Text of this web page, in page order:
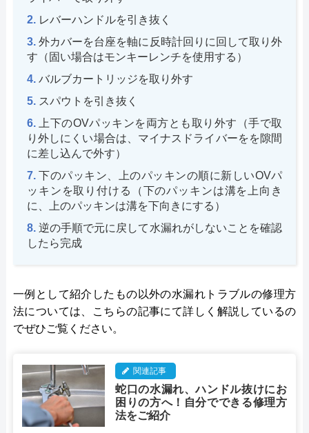
レバーハンドルを引き抜く
外カバーを台座を軸に反時計回りに回して取り外
す（固い場合はモンキーレンチを使用する）
バルブカートリッジを取り外す
スパウトを引き抜く
上下のOVパッキンを両方とも取り外す（手で取
り外しにくい場合は、マイナスドライバーをを隙間
に差し込んで外す）
下のパッキン、上のパッキンの順に新しいOVパ
ッキンを取り付ける（下のパッキンは溝を上向き
に、上のパッキンは溝を下向きにする）
逆の手順で元に戻して水漏れがしないことを確認
したら完成
一例として紹介したもの以外の水漏れトラブルの修理方
法については、こちらの記事にて詳しく解説しているの
でぜひご覧ください。
関連記事
蛇口の水漏れ、ハンドル抜けにお
困りの方へ！自分でできる修理方
法をご紹介